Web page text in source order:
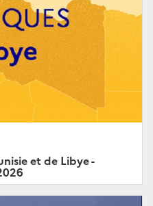
et de Libye -